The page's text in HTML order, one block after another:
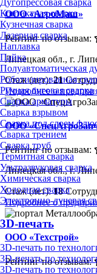
Контактная сварка
Кузнечная сварка
Лазерная сварка
Наплавка
Пайка
Полуавтоматическая
Роботизированная
Ручная дуговая сварка
Сварка арматуры
Сварка взрывом
Сварка под слоем
Сварка трением
Сварка труб
Термитная сварка
Ультразвуковая сварка
Химическая сварка
Холодная сварка
Электронно-лучевая
3D-печать
3D-печать по
3D-печать по
3D-печать по
ООО «АгроМаш»
Рейтинг по отзывам:
Липецкая обл., г.
Стаж (лет):21
Подробнее о
ООО
Рейтинг по отзывам:
Липецкая обл., г.
Стаж (лет):18
Подробнее о
ООО «Техстрой»
Рейтинг по отзывам: